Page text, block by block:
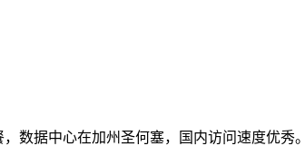
数据中心在加州圣何塞，国内访问速度优秀